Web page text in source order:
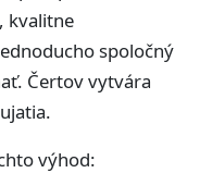
kvalitne
spoločný
Čertov vytvára
výhod: